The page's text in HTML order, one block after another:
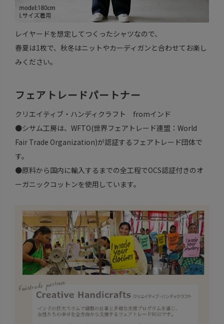
レイヤードを想定してつくったシャツなので、
春夏は1枚で、秋冬はニットやカーディガンと合わせてお楽し
みください。
フェアトレードパートナー
クリエイティブ・ハンディクラフト fromインド
●シサム工房は、WFTO(世界フェアトレード連盟：World
Fair Trade Organization)が認証するフェアトレード団体で
す。
●原料から国内に輸入するまでの全工程でOCS認証付きのオ
ーガニックコットンを使用しています。